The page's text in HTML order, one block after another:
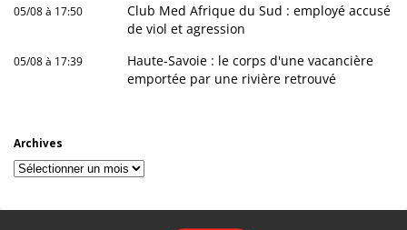
05/08 à 17:50
Club Med Afrique du Sud : employé accusé
de viol et agression
05/08 à 17:39
Haute-Savoie : le corps d'une vacancière
emportée par une rivière retrouvé
Archives
Archives